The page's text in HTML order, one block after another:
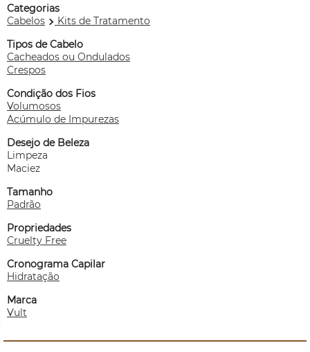
Categorias
Cabelos
Kits de Tratamento
Tipos de Cabelo
Cacheados ou Ondulados
Crespos
Condição dos Fios
Volumosos
Acúmulo de Impurezas
Desejo de Beleza
Limpeza
Maciez
Tamanho
Padrão
Propriedades
Cruelty Free
Cronograma Capilar
Hidratação
Marca
Vult